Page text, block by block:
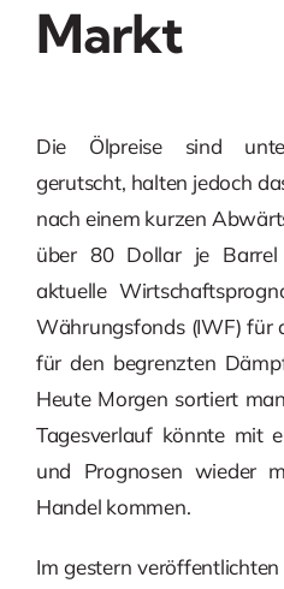
Markt
Die Ölpreise sind
gerutscht, halten jedoch
nach einem kurzen
über 80 Dollar je
aktuelle
Währungsfonds (IWF) für
für den begrenzten
Heute Morgen sortiert
Tagesverlauf könnte mit
und Prognosen wieder
Handel kommen.
Im gestern